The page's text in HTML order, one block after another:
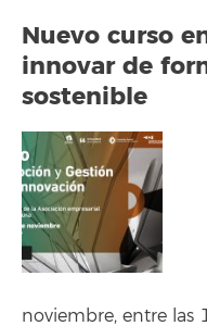
Nuevo curso
innovar de
sostenible
noviembre, entre las